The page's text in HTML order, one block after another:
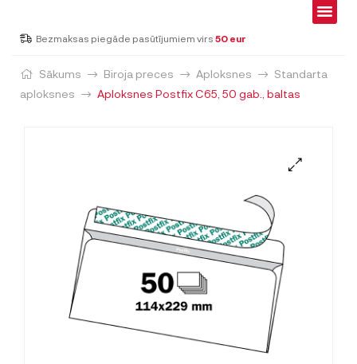
Bezmaksas piegāde pasūtījumiem virs 50 eur
Sākums Biroja preces Aploksnes
Standarta
aploksnes
Aploksnes Postfix C65, 50 gab., baltas